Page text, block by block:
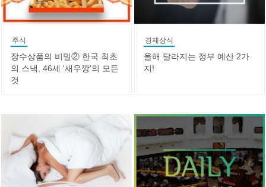
주식
장수상품의 비밀② 한국 최초
의 스낵, 46세 '새우깡'의 모든
것
경제상식
올해 달라지는 정부 예산 2가
지!